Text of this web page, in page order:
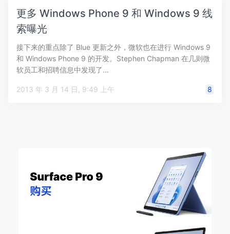
更多 Windows Phone 9 和 Windows 9 线
索曝光
接下来的重点除了 Blue 更新之外，微软也在进行 Windows 9
和 Windows Phone 9 的开发。Stephen Chapman 在几则微
软员工和招聘信息中发现了…
2013 年 3 月 14 日, 9:49 上午 8